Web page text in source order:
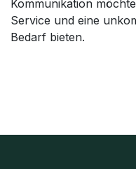
Kommunikation
Service und eine
Bedarf bieten.